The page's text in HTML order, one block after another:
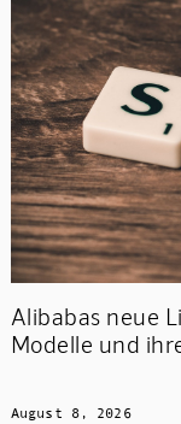
Alibabas neue
Modelle und
August 8, 2026